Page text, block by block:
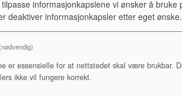
informasjonkapslene vi ønsker å bruke
deaktiver informasjonkapsler etter eget ønske.
(nødvendig)
er essensielle for at nettstedet skal være brukbar.
ikke vil fungere korrekt.